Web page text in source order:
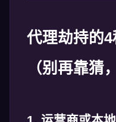
代理劫持的
（别再靠猜